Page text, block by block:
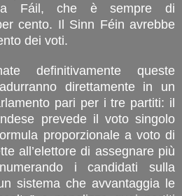
Fáil, che è sempre di
cento. Il Sinn Féin avrebbe
dei voti.
definitivamente queste
direttamente in un
pari per i tre partiti: il
prevede il voto singolo
proporzionale a voto di
all’elettore di assegnare più
i candidati sulla
sistema che avvantaggia le